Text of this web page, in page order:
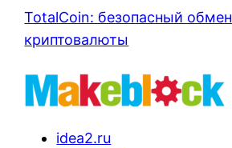
TotalCoin: безопасный обмен
криптовалюты
idea2.ru